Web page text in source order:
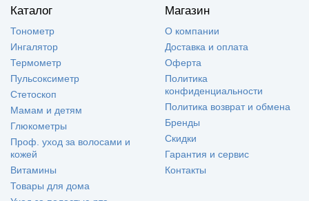
Каталог
Тонометр
Ингалятор
Термометр
Пульсоксиметр
Стетоскоп
Мамам и детям
Глюкометры
Проф. уход за волосами и
кожей
Витамины
Товары для дома
Магазин
О компании
Доставка и оплата
Оферта
Политика
конфиденциальности
Политика возврат и обмена
Бренды
Скидки
Гарантия и сервис
Контакты